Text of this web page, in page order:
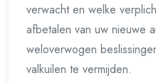
verwacht en welke
afbetalen van uw nieuwe
weloverwogen
valkuilen te vermijden.